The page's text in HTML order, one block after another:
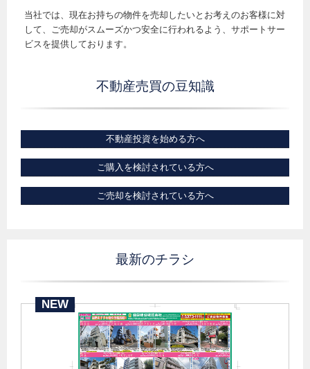
当社では、現在お持ちの物件を売却したいとお考えのお客様に対
して、ご売却がスムーズかつ安全に行われるよう、サポートサー
ビスを提供しております。
不動産売買の豆知識
不動産投資を始める方へ
ご購入を検討されている方へ
ご売却を検討されている方へ
最新のチラシ
NEW